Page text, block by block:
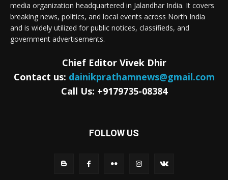
media organization headquartered in Jalandhar India. It covers
breaking news, politics, and local events across North India
and is widely utilized for public notices, classifieds, and
government advertisements.
Chief Editor Vivek Dhir
Contact us: dainikprathamnews@gmail.com
Call Us: +9179735-08384
FOLLOW US